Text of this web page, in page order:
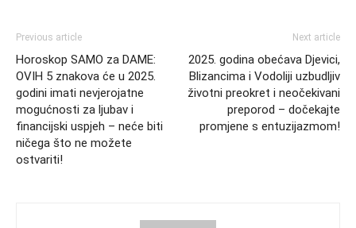
Previous article
Horoskop SAMO za DAME:
OVIH 5 znakova će u 2025.
godini imati nevjerojatne
mogućnosti za ljubav i
financijski uspjeh – neće biti
ničega što ne možete
ostvariti!
Next article
2025. godina obećava Djevici,
Blizancima i Vodoliji uzbudljiv
životni preokret i neočekivani
preporod – dočekajte
promjene s entuzijazmom!